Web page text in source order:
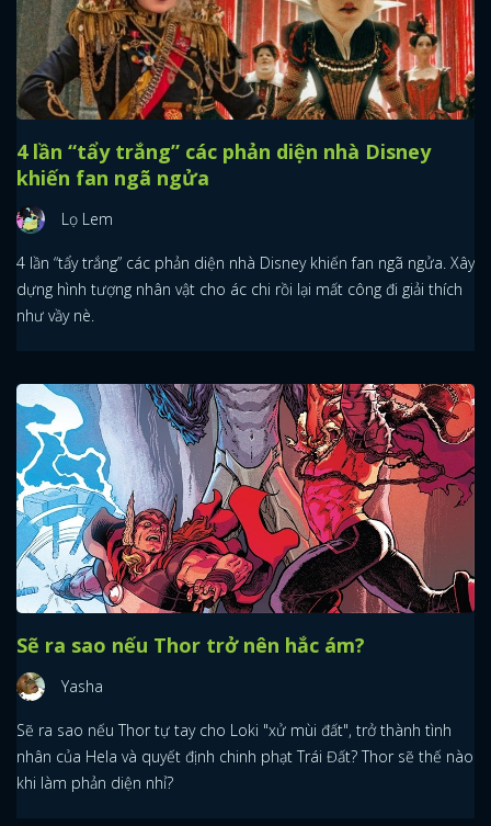
4 lần “tẩy trắng” các phản diện nhà Disney
khiến fan ngã ngửa
Lọ Lem
4 lần “tẩy trắng” các phản diện nhà Disney khiến fan ngã ngửa. Xây
dựng hình tượng nhân vật cho ác chi rồi lại mất công đi giải thích
như vầy nè.
Sẽ ra sao nếu Thor trở nên hắc ám?
Yasha
Sẽ ra sao nếu Thor tự tay cho Loki "xử mùi đất", trở thành tình
nhân của Hela và quyết định chinh phạt Trái Đất? Thor sẽ thế nào
khi làm phản diện nhỉ?